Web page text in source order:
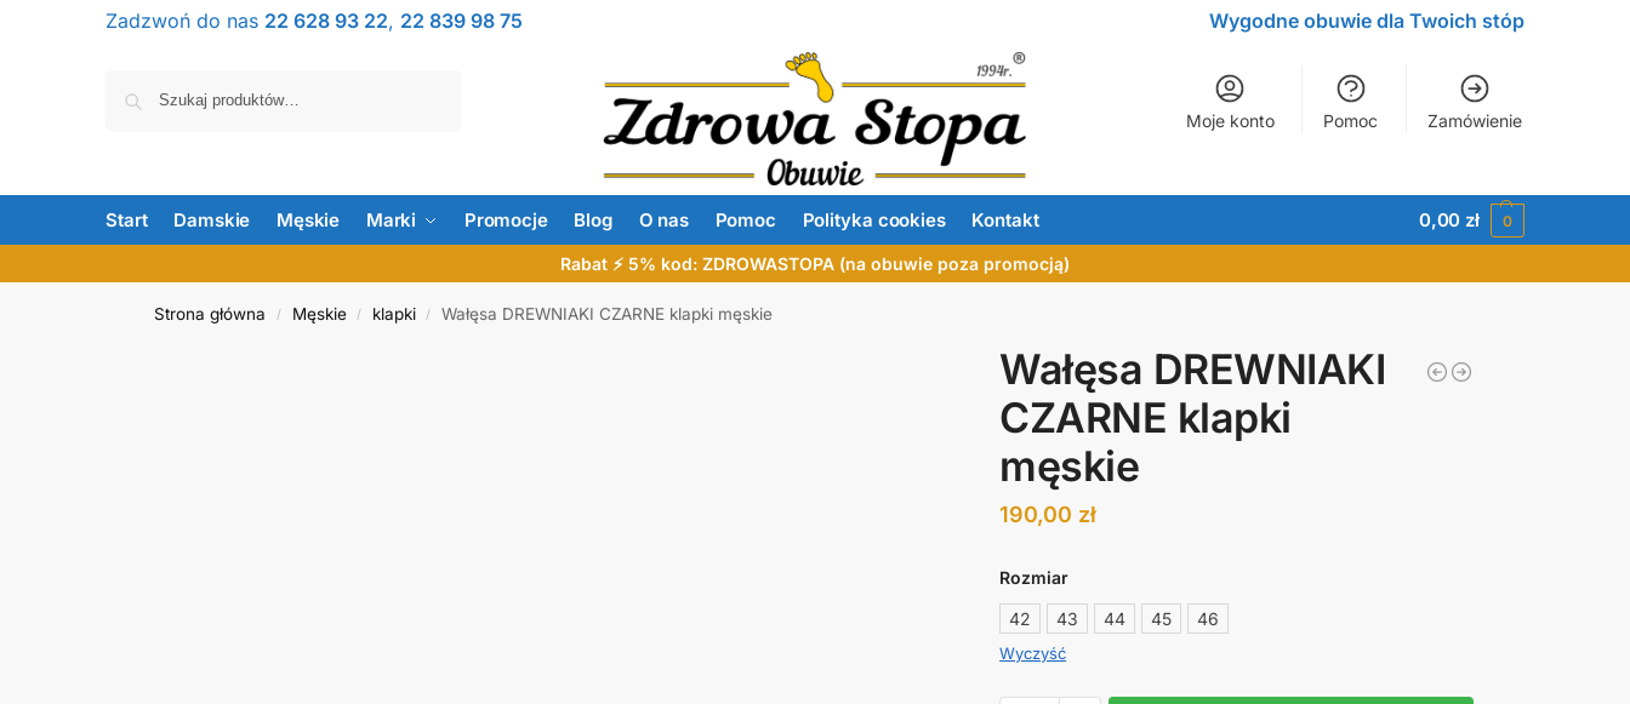
Zadzwoń do nas 22 628 93 22, 22 839 98 75 Wygodne obuwie dla Twoich stóp
Moje konto Pomoc Zamówienie
Start Damskie Męskie Marki Promocje Blog O nas Pomoc Polityka cookies Kontakt 0,00zł 0
Rabat ⚡ 5% kod: ZDROWASTOPA (na obuwie poza promocją)
Strona główna / Męskie / klapki / Wałęsa DREWNIAKI CZARNE klapki męskie
Wałęsa DREWNIAKI
CZARNE klapki
męskie
190,00 zł
Rozmiar
42
43 44 45 46
Wyczyść